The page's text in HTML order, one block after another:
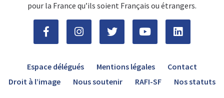
pour la France qu’ils soient Français ou étrangers.
Espace délégués Mentions légales
Contact
Droit à l’image
Nous soutenir RAFI-SF Nos statuts